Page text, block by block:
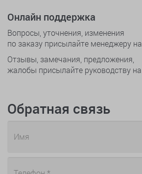
Онлайн поддержка
Вопросы, уточнения, изменения
по заказу присылайте менеджеру на
Отзывы, замечания, предложения,
жалобы присылайте руководству на
Обратная связь